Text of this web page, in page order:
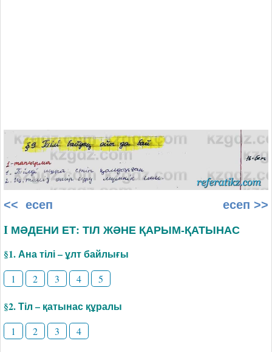
<< есеп есеп >>
I МӘДЕНИ ЕТ: ТІЛ ЖӘНЕ ҚАРЫМ-ҚАТЫНАС
§1. Ана тілі – ұлт байлығы
1 2 3 4 5
§2. Тіл – қатынас құралы
1 2 3 4